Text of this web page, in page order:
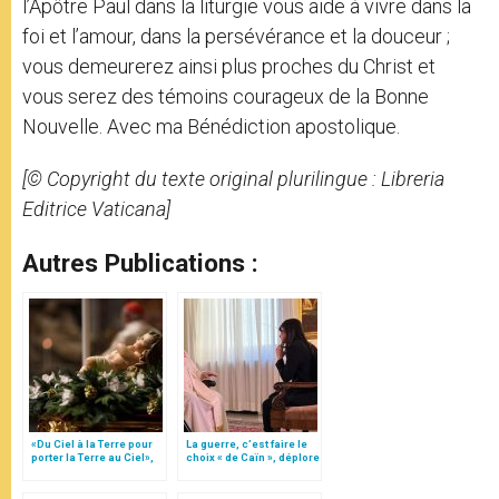
l’Apôtre Paul dans la liturgie vous aide à vivre dans la
foi et l’amour, dans la persévérance et la douceur ;
vous demeurerez ainsi plus proches du Christ et
vous serez des témoins courageux de la Bonne
Nouvelle. Avec ma Bénédiction apostolique.
[© Copyright du texte original plurilingue : Libreria
Editrice Vaticana]
Autres Publications :
«Du Ciel à la Terre pour
porter la Terre au Ciel»,
La guerre, c’est faire le
choix « de Caïn », déplore